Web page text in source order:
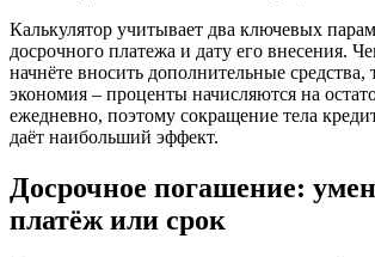
Калькулятор учитывает два ключевых
досрочного платежа и дату его внесения.
начнёте вносить дополнительные средства,
экономия – проценты начисляются на
ежедневно, поэтому сокращение тела
даёт наибольший эффект.
Досрочное погашение:
платёж или срок